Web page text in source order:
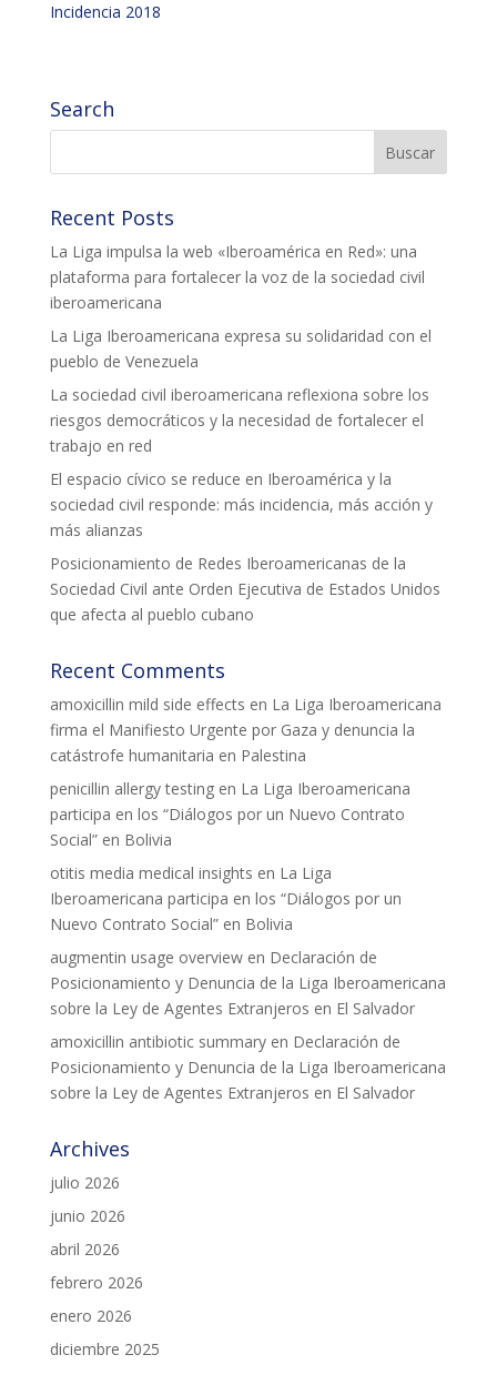
Incidencia 2018
Search
Recent Posts
La Liga impulsa la web «Iberoamérica en Red»: una
plataforma para fortalecer la voz de la sociedad civil
iberoamericana
La Liga Iberoamericana expresa su solidaridad con el
pueblo de Venezuela
La sociedad civil iberoamericana reflexiona sobre los
riesgos democráticos y la necesidad de fortalecer el
trabajo en red
El espacio cívico se reduce en Iberoamérica y la
sociedad civil responde: más incidencia, más acción y
más alianzas
Posicionamiento de Redes Iberoamericanas de la
Sociedad Civil ante Orden Ejecutiva de Estados Unidos
que afecta al pueblo cubano
Recent Comments
amoxicillin mild side effects en La Liga Iberoamericana
firma el Manifiesto Urgente por Gaza y denuncia la
catástrofe humanitaria en Palestina
penicillin allergy testingen La Liga Iberoamericana
participa en los “Diálogos por un Nuevo Contrato
Social” en Bolivia
otitis media medical insights en La Liga
Iberoamericana participa en los “Diálogos por un
Nuevo Contrato Social” en Bolivia
augmentin usage overviewen Declaración de
Posicionamiento y Denuncia de la Liga Iberoamericana
sobre la Ley de Agentes Extranjeros en El Salvador
amoxicillin antibiotic summaryen Declaración de
Posicionamiento y Denuncia de la Liga Iberoamericana
sobre la Ley de Agentes Extranjeros en El Salvador
Archives
julio 2026
junio 2026
abril 2026
febrero 2026
enero 2026
diciembre 2025
Fes un donatiu